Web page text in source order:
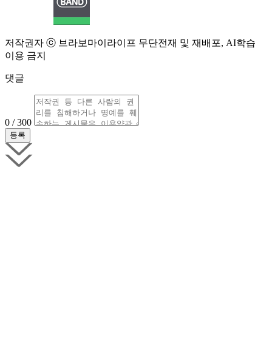
저작권자 ⓒ 브라보마이라이프 무단전재 및 재배포, AI학습
이용 금지
댓글
0 / 300